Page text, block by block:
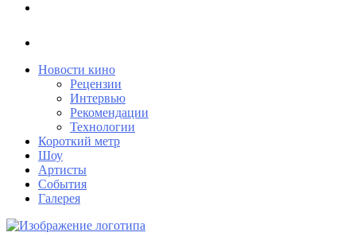
Новости кино
Рецензии
Интервью
Рекомендации
Технологии
Короткий метр
Шоу
Артисты
События
Галерея